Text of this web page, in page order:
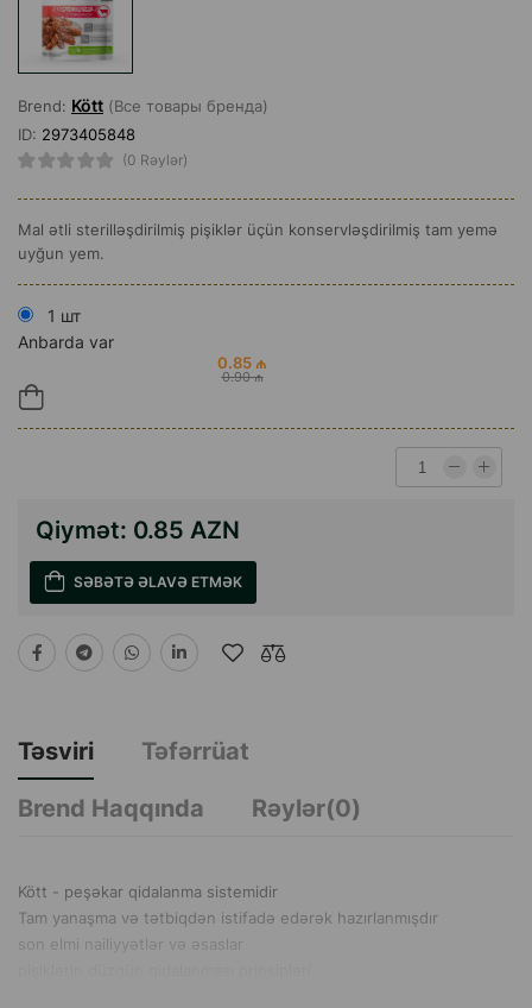
Brend: Kött (Все товары бренда)
ID: 2973405848
(0 Rəylər)
Mal ətli sterilləşdirilmiş pişiklər üçün konservləşdirilmiş tam yemə
uyğun yem.
1 шт
Anbarda var
0.85 ₼
0.90 ₼
Qiymət: 0.85 AZN
SƏBƏTƏ ƏLAVƏ ETMƏK
Təsviri
Təfərrüat
Brend Haqqında
Rəylər(0)
Kött - peşəkar qidalanma sistemidir
Tam yanaşma və tətbiqdən istifadə edərək hazırlanmışdır
son elmi nailiyyətlər və əsaslar